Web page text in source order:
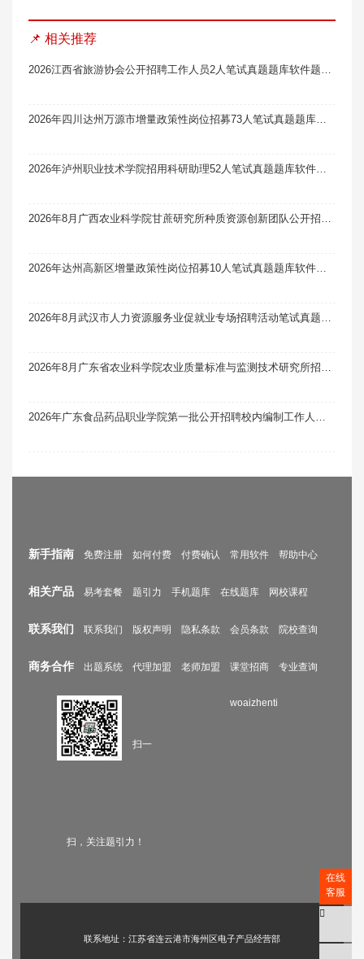
📌 相关推荐
2026江西省旅游协会公开招聘工作人员2人笔试真题题库软件题引力
2026年四川达州万源市增量政策性岗位招募73人笔试真题题库软件题引力
2026年泸州职业技术学院招用科研助理52人笔试真题题库软件题引力
2026年8月广西农业科学院甘蔗研究所种质资源创新团队公开招聘编制外科研助理1人笔试真题题库软件题引力
2026年达州高新区增量政策性岗位招募10人笔试真题题库软件题引力
2026年8月武汉市人力资源服务业促就业专场招聘活动笔试真题题库软件题引力
2026年8月广东省农业科学院农业质量标准与监测技术研究所招聘科研辅助人员1人笔试真题题库软件题引力
2026年广东食品药品职业学院第一批公开招聘校内编制工作人员14人笔试真题题库软件题引力
新手指南 免费注册 如何付费 付费确认 常用软件 帮助中心
相关产品 易考套餐 题引力 手机题库 在线题库 网校课程
联系我们 联系我们 版权声明 隐私条款 会员条款 院校查询
商务合作 出题系统 代理加盟 老师加盟 课堂招商 专业查询
扫一
扫，关注题引力！
woaizhenti
联系地址：江苏省连云港市海州区电子产品经营部
在线
客服